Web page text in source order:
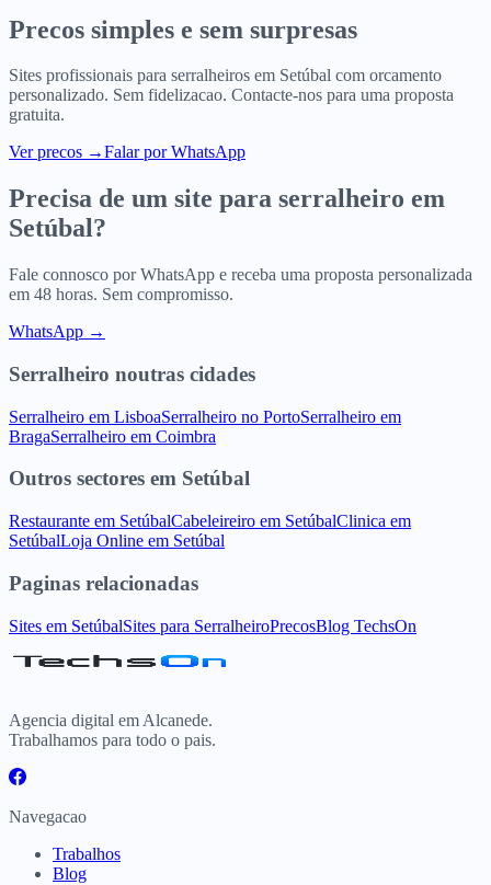
Precos simples e sem surpresas
Sites profissionais para serralheiros em Setúbal com orcamento
personalizado. Sem fidelizacao. Contacte-nos para uma proposta
gratuita.
Ver precos →Falar por WhatsApp
Precisa de um site para serralheiro em
Setúbal?
Fale connosco por WhatsApp e receba uma proposta personalizada
em 48 horas. Sem compromisso.
WhatsApp →
Serralheiro noutras cidades
Serralheiro em LisboaSerralheiro no PortoSerralheiro em
BragaSerralheiro em Coimbra
Outros sectores em Setúbal
Restaurante em SetúbalCabeleireiro em SetúbalClinica em
SetúbalLoja Online em Setúbal
Paginas relacionadas
Sites em SetúbalSites para SerralheiroPrecosBlog TechsOn
Agencia digital em Alcanede.
Trabalhamos para todo o pais.
Navegacao
Trabalhos
Blog